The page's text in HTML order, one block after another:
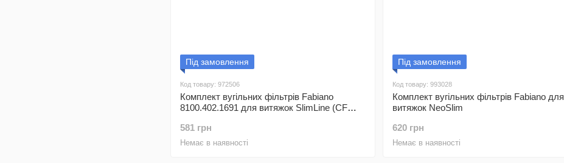
Під замовлення
Код товару: 972506
Комплект вугільних фільтрів Fabiano
8100.402.1691 для витяжок SlimLine (CF
581 грн
Немає в наявності
Під замовлення
Код товару: 993028
Комплект вугільних фільтрів Fabiano для
витяжок NeoSlim
620 грн
Немає в наявності